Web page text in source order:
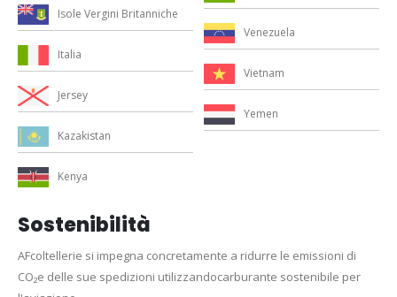
Isole Vergini Britanniche
Italia
Jersey
Kazakistan
Kenya
Venezuela
Vietnam
Yemen
Sostenibilità
AFcoltellerie si impegna concretamente a ridurre le emissioni di
CO₂e delle sue spedizioni utilizzandocarburante sostenibile per